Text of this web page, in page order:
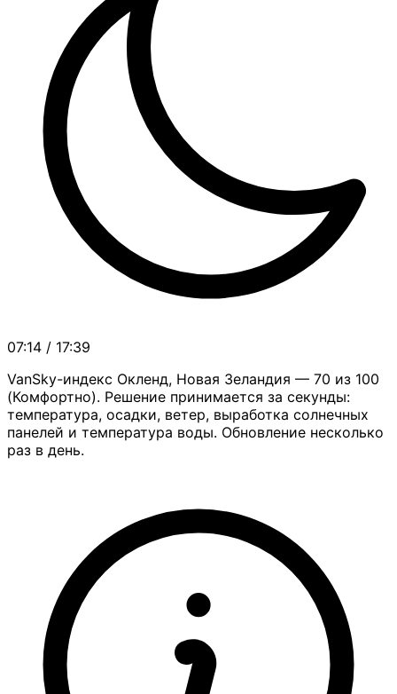
07:14 / 17:39
VanSky-индекс Окленд, Новая Зеландия — 70 из 100
(Комфортно). Решение принимается за секунды:
температура, осадки, ветер, выработка солнечных
панелей и температура воды. Обновление несколько
раз в день.